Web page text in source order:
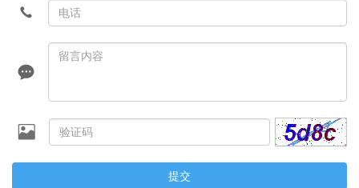
提交